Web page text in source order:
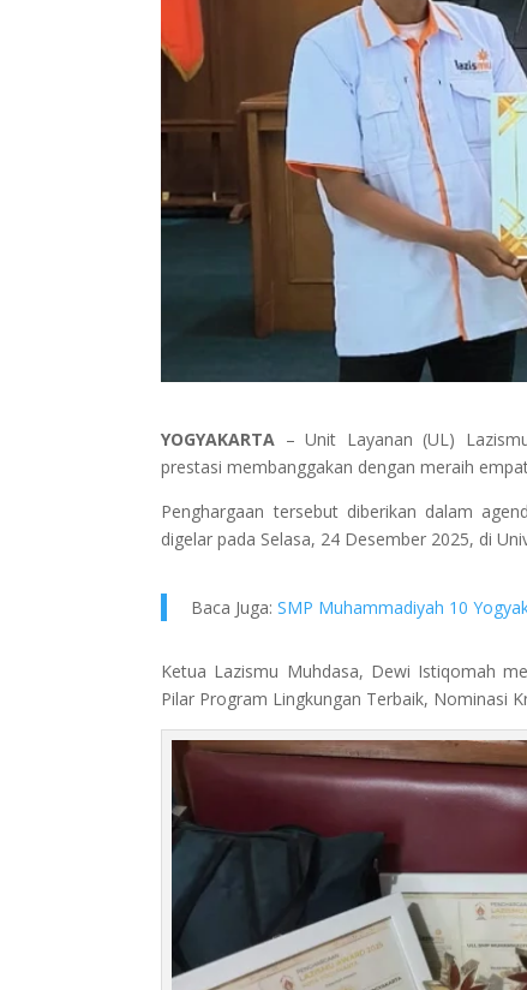
YOGYAKARTA – Unit Layanan (UL)
prestasi membanggakan dengan meraih
Penghargaan tersebut diberikan dalam
digelar pada Selasa, 24 Desember 2025, di
Baca Juga:SMP Muhammadiyah 10
Ketua Lazismu Muhdasa, Dewi Istiqomah
Pilar Program Lingkungan Terbaik, Nominasi